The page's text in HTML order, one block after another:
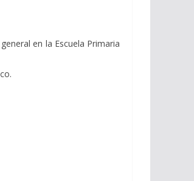
en la Escuela Primaria